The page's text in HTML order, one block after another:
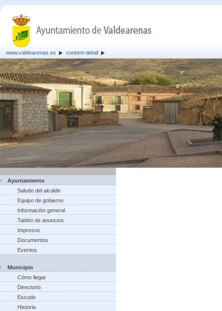
www.valdearenas.es content-detail
Ayuntamiento
Saludo del alcalde
Equipo de gobierno
Información general
Tablón de anuncios
Impresos
Documentos
Eventos
Municipio
Cómo llegar
Directorio
Escudo
Historia